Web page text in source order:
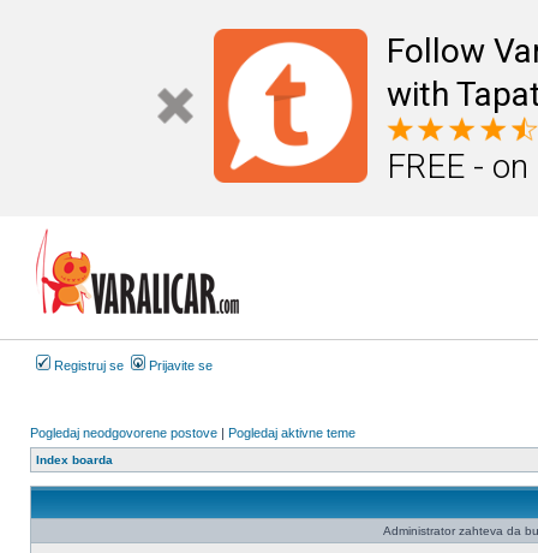
Follow
with
FREE -
Registruj se Prijavite se
Pogledaj neodgovorene postove | Pogledaj aktivne teme
Index boarda
Administrator zahteva da